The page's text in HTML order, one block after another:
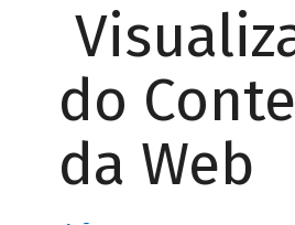
do
da Web